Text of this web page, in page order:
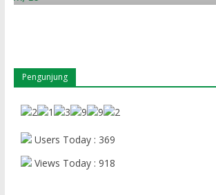
Pengunjung
Users Today : 369
Views Today : 918